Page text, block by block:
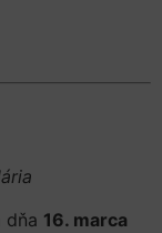
dňa 16. marca